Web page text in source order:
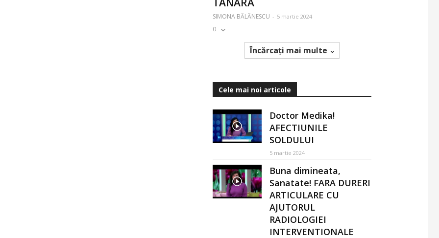
SIMONA BĂLĂNESCU - 5 martie 2024
0
Încărcați mai multe
Cele mai noi articole
Doctor Medika!
AFECTIUNILE
SOLDULUI
5 martie 2024
Buna dimineata,
Sanatate! FARA DURERI
ARTICULARE CU
AJUTORUL
RADIOLOGIEI
INTERVENTIONALE